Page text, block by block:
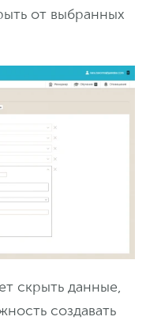
от выбранных
скрыть данные,
создавать